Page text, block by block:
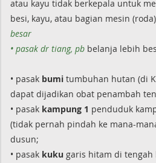
atau kayu tidak berkepala untuk
besi, kayu, atau bagian mesin
besar
• pasak dr tiang, pb belanja lebih
• pasak bumi tumbuhan hutan (di
dapat dijadikan obat penambah
• pasak kampung 1 penduduk
(tidak pernah pindah ke mana-
dusun;
• pasak kuku garis hitam di tengah